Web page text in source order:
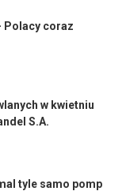
Polacy coraz
w kwietniu
S.A.
tyle samo pomp